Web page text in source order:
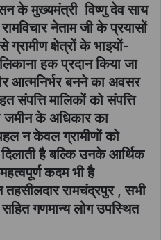
के मुख्यमंत्री विष्णु देव साय
नेताम जी के प्रयासों
ग्रामीण क्षेत्रों के भाइयों-
हक प्रदान किया जा
आत्मनिर्भर बनने का अवसर
संपत्ति मालिकों को संपत्ति
जमीन के अधिकार का
न केवल ग्रामीणों को
दिलाती है बल्कि उनके आर्थिक
कदम भी है
रामचंद्रपुर , सभी
गणमान्य लोग उपस्थित